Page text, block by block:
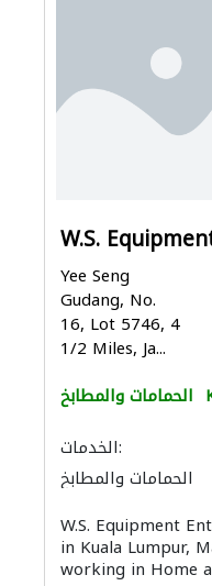
W.S.
Yee Seng
Gudang, No.
16, Lot 5746, 4
1/2 Miles, Ja...
الحمامات والمطابخ
الخدمات:
الحمامات والمطابخ
W.S. Equipment
in Kuala Lumpur,
working in Home